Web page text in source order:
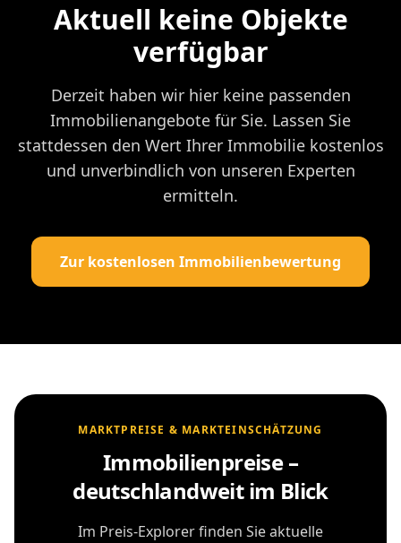
Aktuell keine Objekte
verfügbar
Derzeit haben wir hier keine passenden
Immobilienangebote für Sie. Lassen Sie
stattdessen den Wert Ihrer Immobilie kostenlos
und unverbindlich von unseren Experten
ermitteln.
Zur kostenlosen Immobilienbewertung
MARKTPREISE & MARKTEINSCHÄTZUNG
Immobilienpreise –
deutschlandweit im Blick
Im Preis-Explorer finden Sie aktuelle